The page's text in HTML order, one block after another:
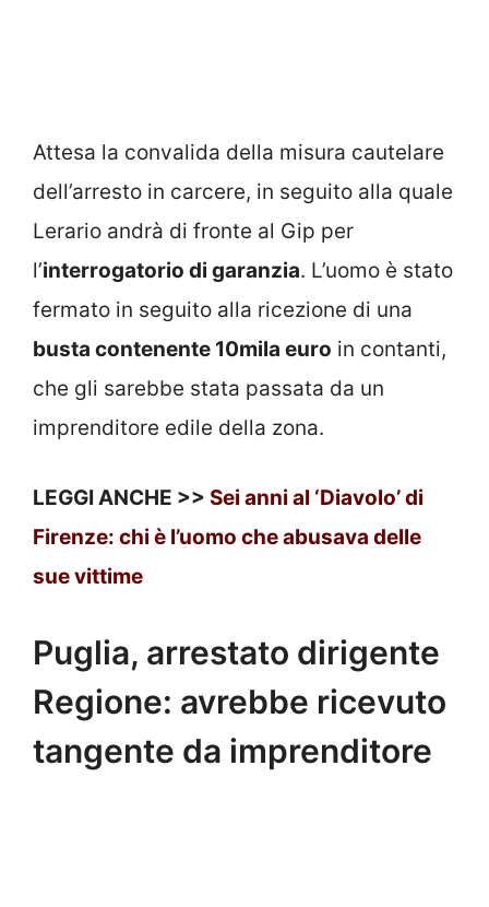
Attesa la convalida della misura cautelare
dell’arresto in carcere, in seguito alla quale
Lerario andrà di fronte al Gip per
l’interrogatorio di garanzia. L’uomo è stato
fermato in seguito alla ricezione di una
busta contenente 10mila euro in contanti,
che gli sarebbe stata passata da un
imprenditore edile della zona.
LEGGI ANCHE >> Sei anni al ‘Diavolo’ di
Firenze: chi è l’uomo che abusava delle
sue vittime
Puglia, arrestato dirigente
Regione: avrebbe ricevuto
tangente da imprenditore